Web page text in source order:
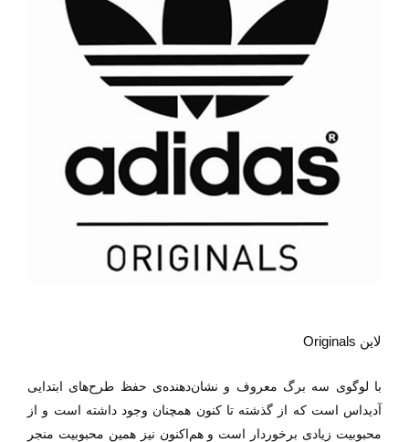
لاین Originals
با لوگوی سه برگ معروف و نشان‌دهنده‌ی حفظ طرح‌های ابتدایی
آدیداس است که از گذشته تا کنون همچنان وجود داشته است و از
محبوبیت زیادی برخوردار است و هم‌اکنون نیز همین محبوبیت منجر